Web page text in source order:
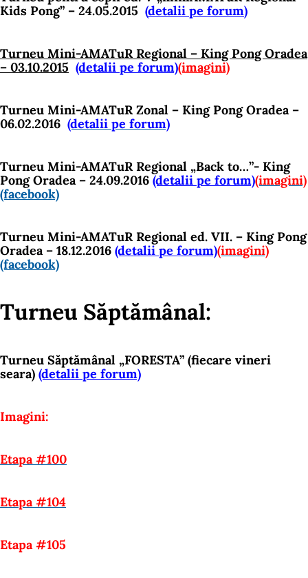
Kids Pong” – 24.05.2015 (detalii pe forum)
Turneu Mini-AMATuR Regional – King Pong Oradea
– 03.10.2015 (detalii pe forum)(imagini)
Turneu Mini-AMATuR Zonal – King Pong Oradea –
06.02.2016 (detalii pe forum)
Turneu Mini-AMATuR Regional „Back to…”- King
Pong Oradea – 24.09.2016 (detalii pe forum)(imagini)
(facebook)
Turneu Mini-AMATuR Regional ed. VII. – King Pong
Oradea – 18.12.2016 (detalii pe forum)(imagini)
(facebook)
Turneu Săptămânal:
Turneu Săptămânal „FORESTA” (fiecare vineri
seara) (detalii pe forum)
Imagini:
Etapa #100
Etapa #104
Etapa #105